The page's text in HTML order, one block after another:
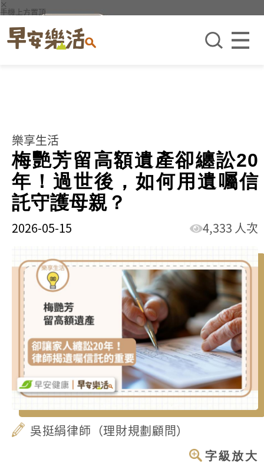
×
手機上方置頂
樂享生活
梅艷芳留高額遺產卻纏訟20
年！過世後，如何用遺囑信
託守護母親？
2026-05-15 4,333 人次
吳挺絹律師（理財規劃顧問）
字級放大